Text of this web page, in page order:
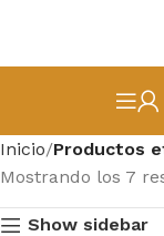
Inicio Productos
Mostrando los 7
Show sidebar